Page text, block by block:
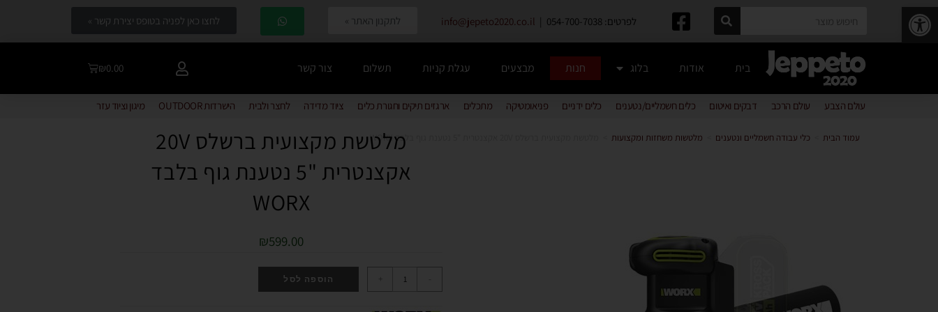
פתח סרגל נגישות לפרטים: 054-700-7038 | info@jepeto2020.co.il לתקנון האתר » לחצו כאן לפניה בטופס יצירת קשר »
בית אודות בלוג חנות מבצעים עגלת קניות תשלום צור קשר ₪0.00
עולם הצבע עולם הרכב דבקים ואיטום כלים חשמליים/נטענים כלים ידניים פניאומטיקה מתכלים ארגזים תיקים וחגורת כלים ציוד מדידה לחצר ולבית הישרדות OUTDOOR מיגון וציוד עזר
עמוד הבית כלי עבודה חשמליים ונטענים מלטשות משחזות ומקצועות
מלטשת מקצועית ברשלס 20V
אקצנטרית "5 נטענת גוף בלבד
WORX
₪599.00
+ הוספה לסל